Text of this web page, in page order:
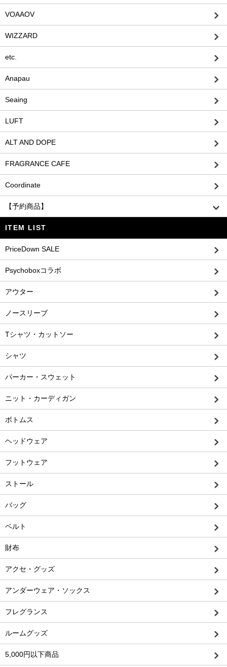
VOAAOV
WIZZARD
etc.
Anapau
Seaing
LUFT
ALT AND DOPE
FRAGRANCE CAFE
Coordinate
【予約商品】
ITEM LIST
PriceDown SALE
Psychoboxコラボ
アウター
ノースリーブ
Tシャツ・カットソー
シャツ
パーカー・スウェット
ニット・カーディガン
ボトムス
ヘッドウェア
フットウェア
ストール
バッグ
ベルト
財布
アクセ・グッズ
アンダーウェア・ソックス
フレグランス
ルームグッズ
5,000円以下商品